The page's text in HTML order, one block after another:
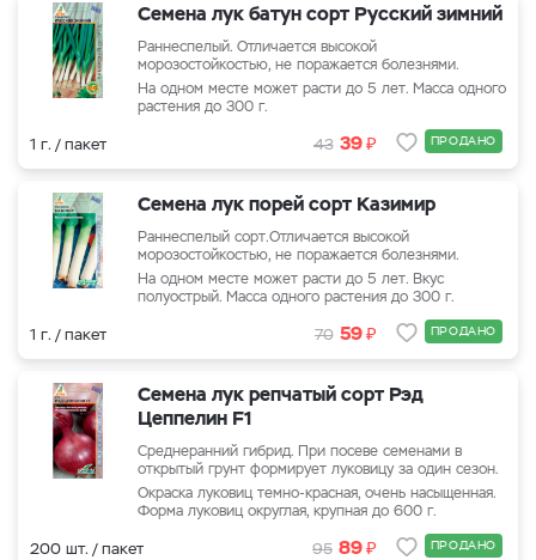
Cемена лук батун сорт Русский зимний
Раннеспелый. Отличается высокой
морозостойкостью, не поражается болезнями.
На одном месте может расти до 5 лет. Масса одного
растения до 300 г.
1 г. / пакет 43 39₽ ПРОДАНО
Семена лук порей сорт Казимир
Раннеспелый сорт.Отличается высокой
морозостойкостью, не поражается болезнями.
На одном месте может расти до 5 лет. Вкус
полуострый. Масса одного растения до 300 г.
1 г. / пакет 70 59₽ ПРОДАНО
Семена лук репчатый сорт Рэд
Цеппелин F1
Среднеранний гибрид. При посеве семенами в
открытый грунт формирует луковицу за один сезон.
Окраска луковиц темно-красная, очень насыщенная.
Форма луковиц округлая, крупная до 600 г.
200 шт. / пакет 95 89₽ ПРОДАНО